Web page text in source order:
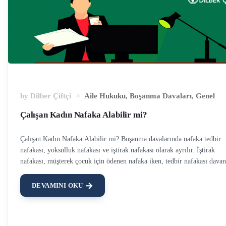
by Dilber Çiftçi Aile Hukuku, Boşanma Davaları, Genel
Çalışan Kadın Nafaka Alabilir mi?
Çalışan Kadın Nafaka Alabilir mi? Boşanma davalarında nafaka tedbir
nafakası, yoksulluk nafakası ve iştirak nafakası olarak ayrılır. İştirak
nafakası, müşterek çocuk için ödenen nafaka iken, tedbir nafakası
yoksulluğa düşme ihtimali olan eş için ödenen nafakadır. Nafaka çeşitleri
hakkında ayrıntılı bilgi için yazımızı okuyabilirsiniz. Nafaka genel olarak
DEVAMINI OKU